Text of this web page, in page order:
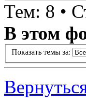
Тем: 8 •
В этом
Показать темы за: